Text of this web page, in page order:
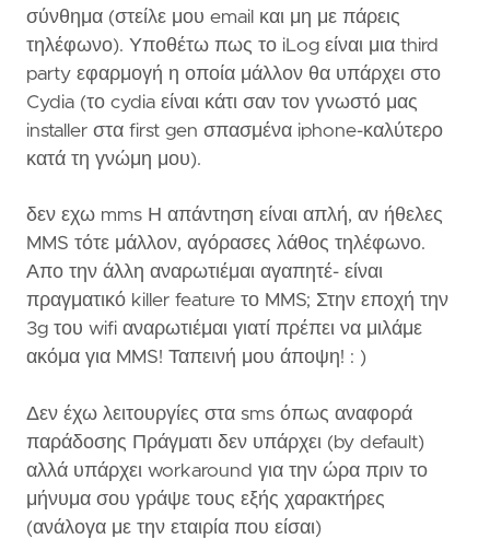
σύνθημα (στείλε μου email και μη με πάρεις
τηλέφωνο). Υποθέτω πως το iLog είναι μια third
party εφαρμογή η οποία μάλλον θα υπάρχει στο
Cydia (το cydia είναι κάτι σαν τον γνωστό μας
installer στα first gen σπασμένα iphone-καλύτερο
κατά τη γνώμη μου).
δεν εχω mms Η απάντηση είναι απλή, αν ήθελες
MMS τότε μάλλον, αγόρασες λάθος τηλέφωνο.
Απο την άλλη αναρωτιέμαι αγαπητέ- είναι
πραγματικό killer feature το MMS; Στην εποχή την
3g του wifi αναρωτιέμαι γιατί πρέπει να μιλάμε
ακόμα για MMS! Ταπεινή μου άποψη! : )
Δεν έχω λειτουργίες στα sms όπως αναφορά
παράδοσης Πράγματι δεν υπάρχει (by default)
αλλά υπάρχει workaround για την ώρα πριν το
μήνυμα σου γράψε τους εξής χαρακτήρες
(ανάλογα με την εταιρία που είσαι)